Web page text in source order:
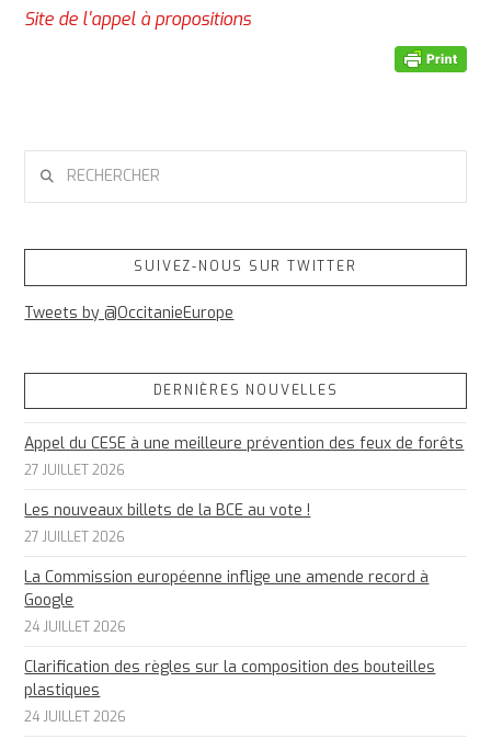
Site de l'appel à propositions
SUIVEZ-NOUS SUR TWITTER
Tweets by @OccitanieEurope
DERNIÈRES NOUVELLES
Appel du CESE à une meilleure prévention des feux de forêts
27 JUILLET 2026
Les nouveaux billets de la BCE au vote !
27 JUILLET 2026
La Commission européenne inflige une amende record à
Google
24 JUILLET 2026
Clarification des règles sur la composition des bouteilles
plastiques
24 JUILLET 2026